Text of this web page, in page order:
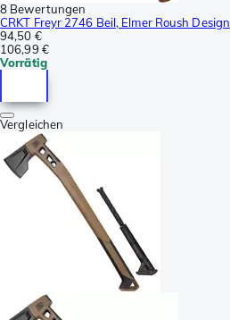
8 Bewertungen
CRKT Freyr 2746 Beil, Elmer Roush Design
94,50 €
106,99 €
Vorrätig
Vergleichen